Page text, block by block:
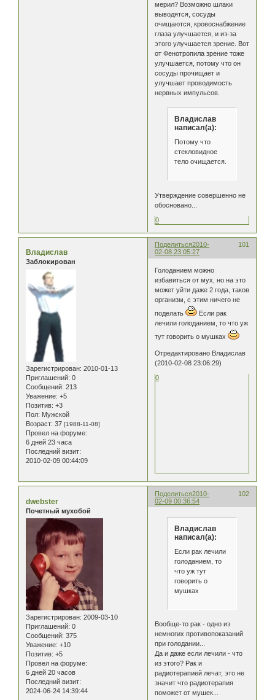
мерил? Возможно шлаки
выводятся, сосуды
очищаются, кровоснабжение
глаза улучшается, и из-за
этого улучшается зрение. Вот
от Фенотропила зрение тоже
улучшается, потому что он
сосуды прочищает и
улучшает проводимость
нервных импульсов.
Владислав
написал(а):
Потому что
стекловидное
тело очищается.
Утверждение совершенно не
обосновано...
0
Поделиться 101
2010-
02-08 23:05:27
Владислав
Заблокирован
Зарегистрирован: 2010-01-13
Приглашений: 0
Сообщений: 213
Уважение: +5
Позитив: +3
Пол: Мужской
Возраст: 37 [1988-11-08]
Провел на форуме:
6 дней 23 часа
Последний визит:
2010-02-09 00:44:09
Голоданием можно
избавиться от мух, но на это
может уйти даже 2 года, таков
организм, с этим ничего не
поделать
Если рак
лечили голоданием, то что уж
тут говорить о мушках
Отредактировано Владислав
(2010-02-08 23:06:29)
0
Поделиться 102
2010-
02-09 00:36:54
dwebster
Почетный мухобой
Зарегистрирован: 2009-03-10
Приглашений: 0
Сообщений: 375
Уважение: +10
Позитив: +5
Провел на форуме:
6 дней 20 часов
Последний визит:
2024-06-24 14:39:44
Владислав
написал(а):
Если рак лечили
голоданием, то
что уж тут
говорить о
мушках
Вообще-то рак - одно из
немногих противопоказаний
при голодании...
Да и даже если лечили - что
из этого? Рак и
радиотерапией лечат, это не
значит что радиотерапия
поможет от мушек...